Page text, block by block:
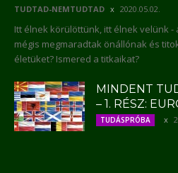
TUDTAD-NEMTUDTAD 2020.05.02.
Itt élnek körülöttünk, itt élnek velünk
mégis megmaradtak önállónak és
életüket? Ismered a titkaikat?
MINDENT
– 1. RÉSZ:
TUDÁSPRÓBA